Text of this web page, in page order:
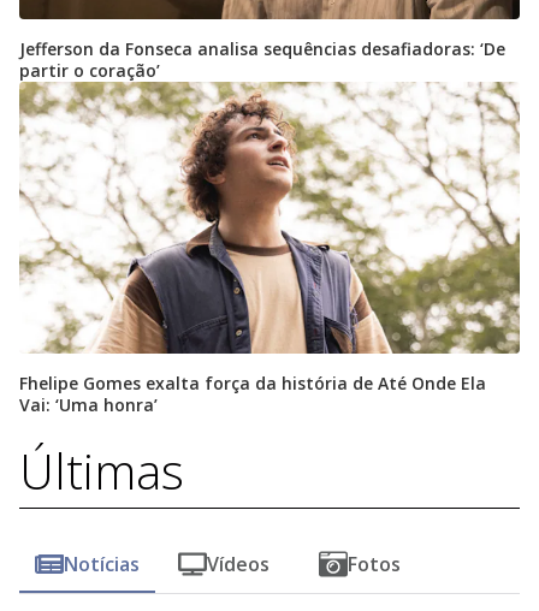
Jefferson da Fonseca analisa sequências desafiadoras: ‘De
partir o coração’
Fhelipe Gomes exalta força da história de Até Onde Ela
Vai: ‘Uma honra’
Últimas
Notícias Vídeos Fotos